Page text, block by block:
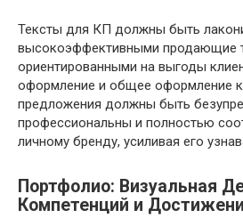
Тексты для КП должны быть
высокоэффективными продающие
ориентированными на выгоды
оформление и общее оформление
предложения должны быть
профессиональны и полностью
личному бренду, усиливая его
Портфолио: Визуальная
Компетенций и